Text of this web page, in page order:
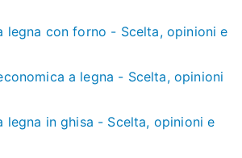
legna con forno - Scelta, opinioni e
a legna - Scelta, opinioni
legna in ghisa - Scelta, opinioni e